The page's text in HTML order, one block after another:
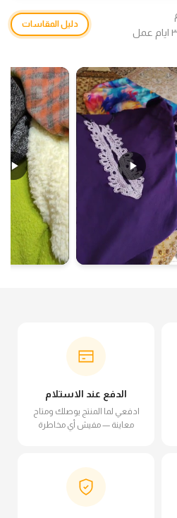
دليل المقاسات
الدفع عند الاستلام
ادفعي لما المنتج يوصلك ومتاح
معاينة — مفيش أي مخاطرة